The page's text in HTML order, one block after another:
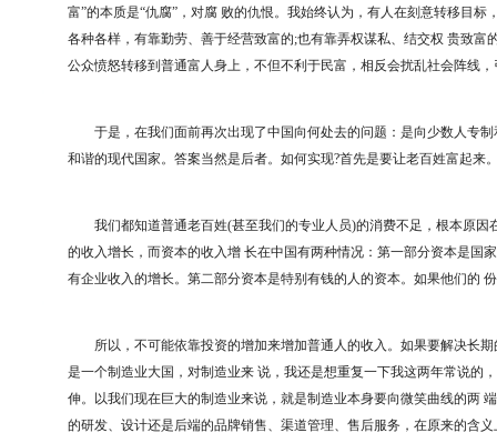
富”的本质是“仇腐”，对腐 败的仇恨。我始终认为，有人在刻意转移目
各种各样，有靠勤劳、善于经营致富的;也有靠弄权谋私、结交权 贵致富
公众愤怒转移到普通富人身上，不但不利于民富，相反会扰乱社会阵线
于是，在我们面前再次出现了中国向何处去的问题：是向少数人专制
和谐的现代国家。答案当然是后者。如何实现?首先是要让老百姓富起来
我们都知道普通老百姓(甚至我们的专业人员)的消费不足，根本原因
的收入增长，而资本的收入增 长在中国有两种情况：第一部分资本是国
有企业收入的增长。第二部分资本是特别有钱的人的资本。如果他们的
所以，不可能依靠投资的增加来增加普通人的收入。如果要解决长期
是一个制造业大国，对制造业来 说，我还是想重复一下我这两年常说的
伸。以我们现在巨大的制造业来说，就是制造业本身要向微笑曲线的两
的研发、设计还是后端的品牌销售、渠道管理、售后服务，在原来的含